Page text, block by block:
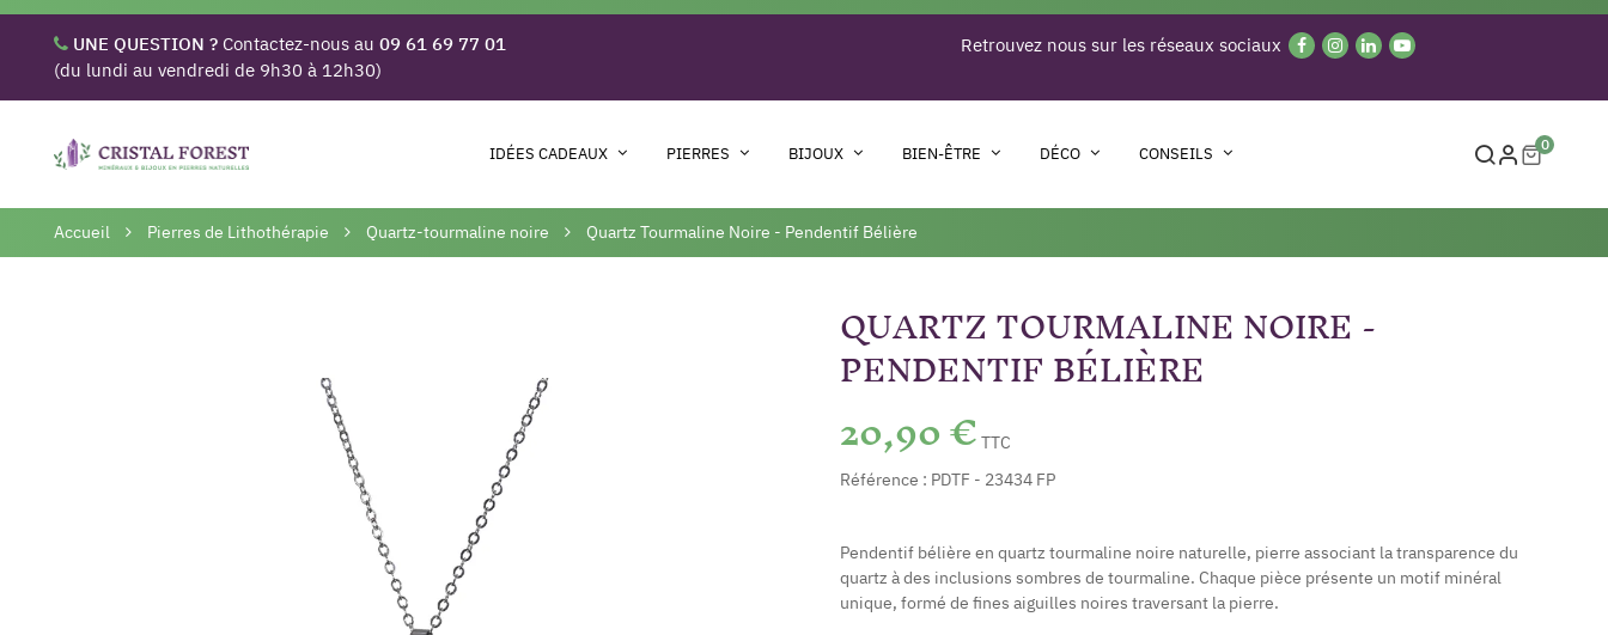
UNE QUESTION ? Contactez-nous au 09 61 69 77 01
(du lundi au vendredi de 9h30 à 12h30)
Retrouvez nous sur les réseaux sociaux
IDÉES CADEAUX PIERRES BIJOUX BIEN-ÊTRE DÉCO CONSEILS 0
Accueil Pierres de Lithothérapie Quartz-tourmaline noire Quartz Tourmaline Noire - Pendentif Bélière
QUARTZ TOURMALINE NOIRE -
PENDENTIF BÉLIÈRE
20,90 € TTC
Référence : PDTF - 23434 FP
Pendentif bélière en quartz tourmaline noire naturelle, pierre associant la transparence du
quartz à des inclusions sombres de tourmaline. Chaque pièce présente un motif minéral
unique, formé de fines aiguilles noires traversant la pierre.